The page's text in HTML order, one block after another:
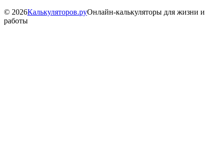
© 2026Калькуляторов.руОнлайн-калькуляторы для жизни и
работы